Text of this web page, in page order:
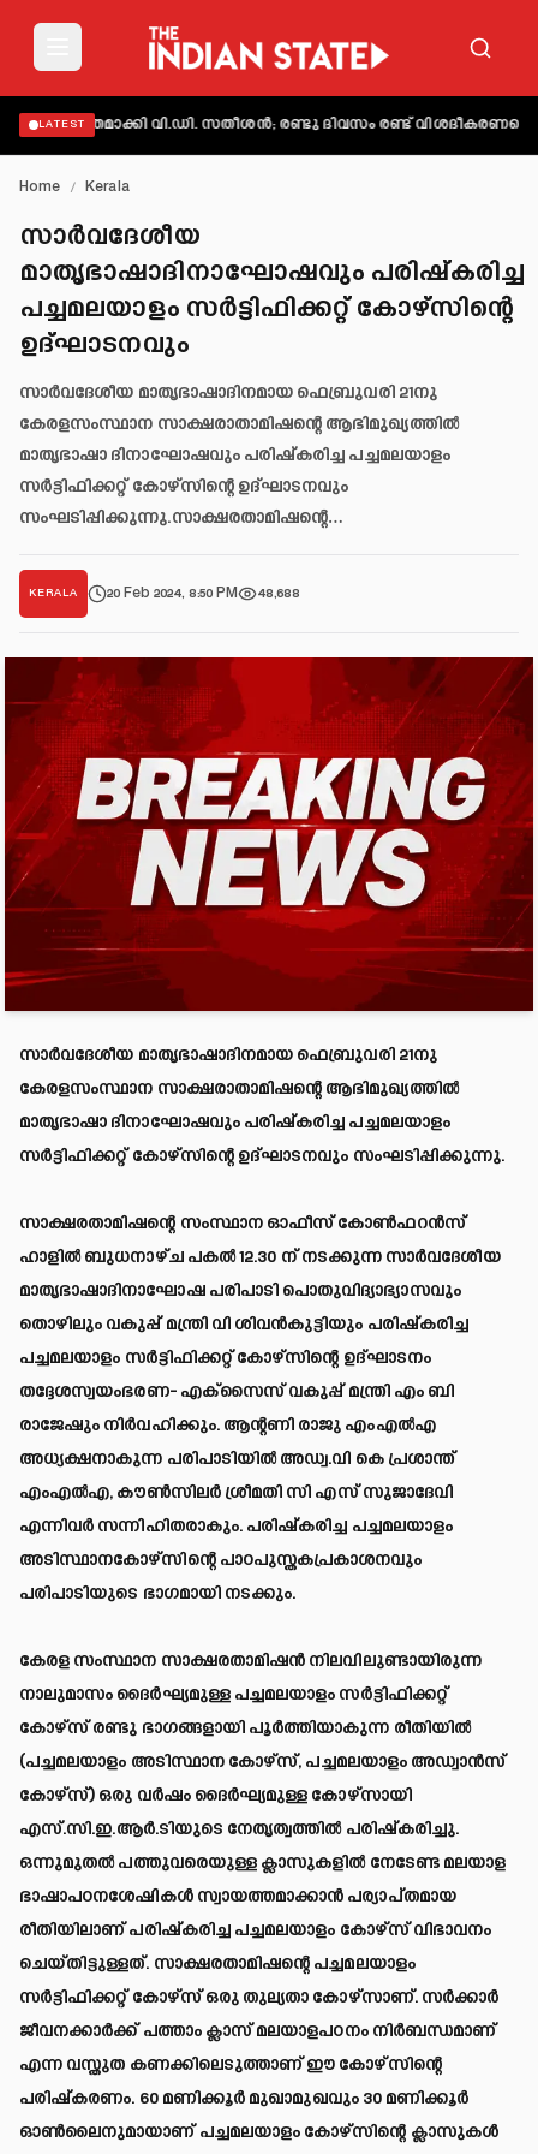
LATEST
വ്യക്തമാക്കി വി.ഡി. സതീശൻ; രണ്ടു ദിവസം രണ്ട് വിശദീകരണമെന്ന്
Home / Kerala
സാർവദേശീയ
മാതൃഭാഷാദിനാഘോഷവും പരിഷ്‌കരിച്ച
പച്ചമലയാളം സർട്ടിഫിക്കറ്റ് കോഴ്‌സിന്റെ
ഉദ്ഘാടനവും
സാർവദേശീയ മാതൃഭാഷാദിനമായ ഫെബ്രുവരി 21നു
കേരളസംസ്ഥാന സാക്ഷരാതാമിഷന്റെ ആഭിമുഖ്യത്തിൽ
മാതൃഭാഷാ ദിനാഘോഷവും പരിഷ്‌കരിച്ച പച്ചമലയാളം
സർട്ടിഫിക്കറ്റ് കോഴ്‌സിന്റെ ഉദ്ഘാടനവും
സംഘടിപ്പിക്കുന്നു.സാക്ഷരതാമിഷന്റെ…
KERALA 20 Feb 2024, 8:50 PM 48,688
സാർവദേശീയ മാതൃഭാഷാദിനമായ ഫെബ്രുവരി 21നു
കേരളസംസ്ഥാന സാക്ഷരാതാമിഷന്റെ ആഭിമുഖ്യത്തിൽ
മാതൃഭാഷാ ദിനാഘോഷവും പരിഷ്‌കരിച്ച പച്ചമലയാളം
സർട്ടിഫിക്കറ്റ് കോഴ്‌സിന്റെ ഉദ്ഘാടനവും സംഘടിപ്പിക്കുന്നു.
സാക്ഷരതാമിഷന്റെ സംസ്ഥാന ഓഫീസ് കോൺഫറൻസ്
ഹാളിൽ ബുധനാഴ്ച പകൽ 12.30 ന് നടക്കുന്ന സാർവദേശീയ
മാതൃഭാഷാദിനാഘോഷ പരിപാടി പൊതുവിദ്യാഭ്യാസവും
തൊഴിലും വകുപ്പ് മന്ത്രി വി ശിവൻകുട്ടിയും പരിഷ്‌കരിച്ച
പച്ചമലയാളം സർട്ടിഫിക്കറ്റ് കോഴ്‌സിന്റെ ഉദ്ഘാടനം
തദ്ദേശസ്വയംഭരണ- എക്‌സൈസ് വകുപ്പ് മന്ത്രി എം ബി
രാജേഷും നിർവഹിക്കും. ആന്റണി രാജു എംഎൽഎ
അധ്യക്ഷനാകുന്ന പരിപാടിയിൽ അഡ്വ.വി കെ പ്രശാന്ത്
എംഎൽഎ, കൗൺസിലർ ശ്രീമതി സി എസ് സുജാദേവി
എന്നിവർ സന്നിഹിതരാകും. പരിഷ്‌കരിച്ച പച്ചമലയാളം
അടിസ്ഥാനകോഴ്‌സിന്റെ പാഠപുസ്തകപ്രകാശനവും
പരിപാടിയുടെ ഭാഗമായി നടക്കും.
കേരള സംസ്ഥാന സാക്ഷരതാമിഷൻ നിലവിലുണ്ടായിരുന്ന
നാലുമാസം ദൈർഘ്യമുള്ള പച്ചമലയാളം സർട്ടിഫിക്കറ്റ്
കോഴ്‌സ് രണ്ടു ഭാഗങ്ങളായി പൂർത്തിയാകുന്ന രീതിയിൽ
(പച്ചമലയാളം അടിസ്ഥാന കോഴ്സ്, പച്ചമലയാളം അഡ്വാൻസ്
കോഴ്‌സ്) ഒരു വർഷം ദൈർഘ്യമുള്ള കോഴ്സായി
എസ്.സി.ഇ.ആർ.ടിയുടെ നേതൃത്വത്തിൽ പരിഷ്‌കരിച്ചു.
ഒന്നുമുതൽ പത്തുവരെയുള്ള ക്ലാസുകളിൽ നേടേണ്ട മലയാള
ഭാഷാപഠനശേഷികൾ സ്വായത്തമാക്കാൻ പര്യാപ്തമായ
രീതിയിലാണ് പരിഷ്‌കരിച്ച പച്ചമലയാളം കോഴ്സ് വിഭാവനം
ചെയ്തിട്ടുള്ളത്. സാക്ഷരതാമിഷന്റെ പച്ചമലയാളം
സർട്ടിഫിക്കറ്റ് കോഴ്‌സ് ഒരു തുല്യതാ കോഴ്‌സാണ്. സർക്കാർ
ജീവനക്കാർക്ക് പത്താം ക്ലാസ് മലയാളപഠനം നിർബന്ധമാണ്
എന്ന വസ്തുത കണക്കിലെടുത്താണ് ഈ കോഴ്‌സിന്റെ
പരിഷ്‌കരണം. 60 മണിക്കൂർ മുഖാമുഖവും 30 മണിക്കൂർ
ഓൺലൈനുമായാണ് പച്ചമലയാളം കോഴ്സിന്റെ ക്ലാസുകൾ